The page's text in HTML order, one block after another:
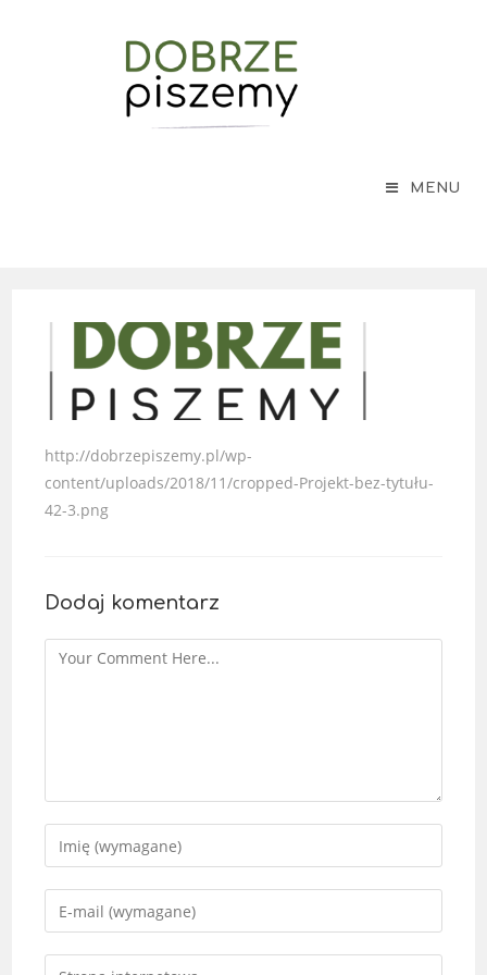
MENU
http://dobrzepiszemy.pl/wp-
content/uploads/2018/11/cropped-Projekt-bez-tytułu-
42-3.png
Dodaj komentarz